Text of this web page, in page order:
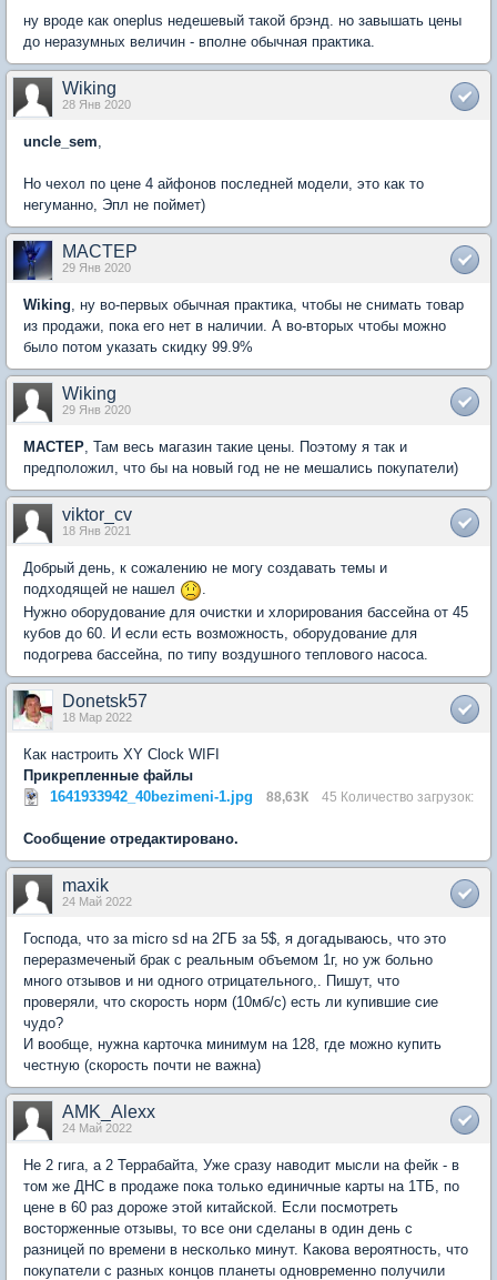
ну вроде как oneplus недешевый такой брэнд. но завышать цены
до неразумных величин - вполне обычная практика.
Wiking
28 Янв 2020
uncle_sem,
Но чехол по цене 4 айфонов последней модели, это как то
негуманно, Эпл не поймет)
MACTEP
29 Янв 2020
Wiking, ну во-первых обычная практика, чтобы не снимать товар
из продажи, пока его нет в наличии. А во-вторых чтобы можно
было потом указать скидку 99.9%
Wiking
29 Янв 2020
MACTEP, Там весь магазин такие цены. Поэтому я так и
предположил, что бы на новый год не не мешались покупатели)
viktor_cv
18 Янв 2021
Добрый день, к сожалению не могу создавать темы и
подходящей не нашел
.
Нужно оборудование для очистки и хлорирования бассейна от 45
кубов до 60. И если есть возможность, оборудование для
подогрева бассейна, по типу воздушного теплового насоса.
Donetsk57
18 Мар 2022
Как настроить XY Clock WIFI
Прикрепленные файлы
1641933942_40bezimeni-1.jpg
88,63К 45 Количество загрузок:
Сообщение отредактировано.
maxik
24 Май 2022
Господа, что за micro sd на 2ГБ за 5$, я догадываюсь, что это
переразмеченый брак с реальным объемом 1г, но уж больно
много отзывов и ни одного отрицательного,. Пишут, что
проверяли, что скорость норм (10мб/с) есть ли купившие сие
чудо?
И вообще, нужна карточка минимум на 128, где можно купить
честную (скорость почти не важна)
AMK_Alexx
24 Май 2022
Не 2 гига, а 2 Террабайта, Уже сразу наводит мысли на фейк - в
том же ДНС в продаже пока только единичные карты на 1ТБ, по
цене в 60 раз дороже этой китайской. Если посмотреть
восторженные отзывы, то все они сделаны в один день с
разницей по времени в несколько минут. Какова вероятность, что
покупатели с разных концов планеты одновременно получили